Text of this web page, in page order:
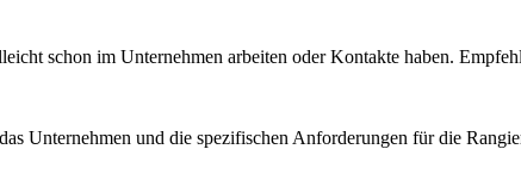
schon im Unternehmen arbeiten oder Kontakte haben.
Unternehmen und die spezifischen Anforderungen für die